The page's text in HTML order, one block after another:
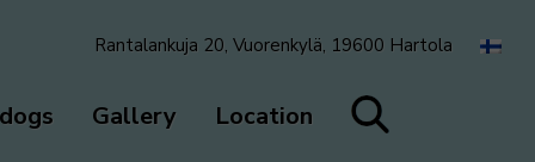
Rantalankuja 20, Vuorenkylä, 19600 Hartola
Gallery Location